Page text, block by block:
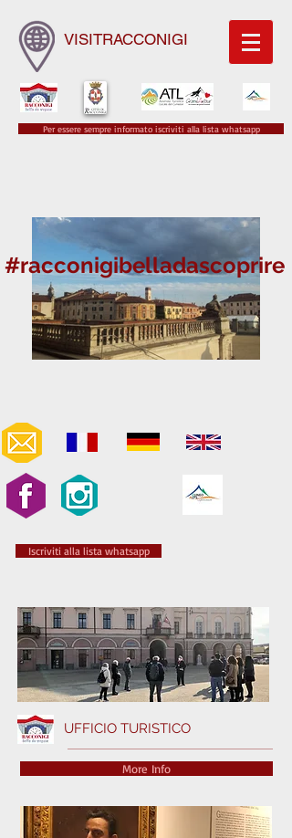
VISITRACCONIGI
Per essere sempre informato iscriviti alla lista whatsapp
#racconigibelladascoprire
Iscriviti alla lista whatsapp
UFFICIO TURISTICO
More Info